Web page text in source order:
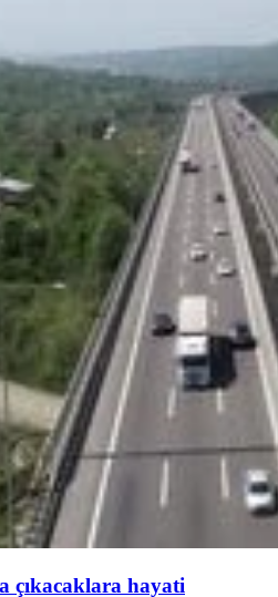
çıkacaklara hayati